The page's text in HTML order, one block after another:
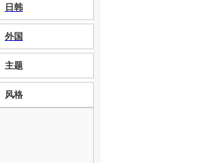
日韩
外国
主题
风格